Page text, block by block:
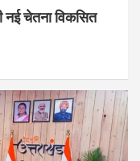
नई चेतना विकसित